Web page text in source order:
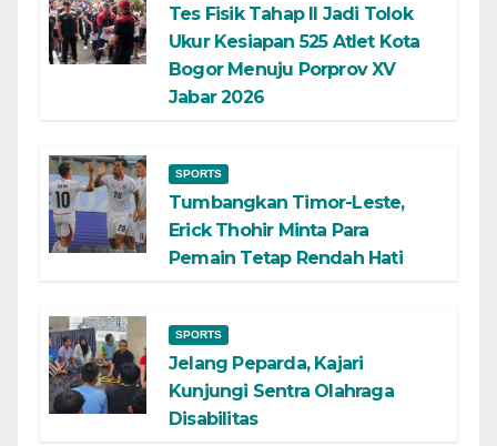
Tes Fisik Tahap II Jadi Tolok
Ukur Kesiapan 525 Atlet Kota
Bogor Menuju Porprov XV
Jabar 2026
SPORTS
Tumbangkan Timor-Leste,
Erick Thohir Minta Para
Pemain Tetap Rendah Hati
SPORTS
Jelang Peparda, Kajari
Kunjungi Sentra Olahraga
Disabilitas